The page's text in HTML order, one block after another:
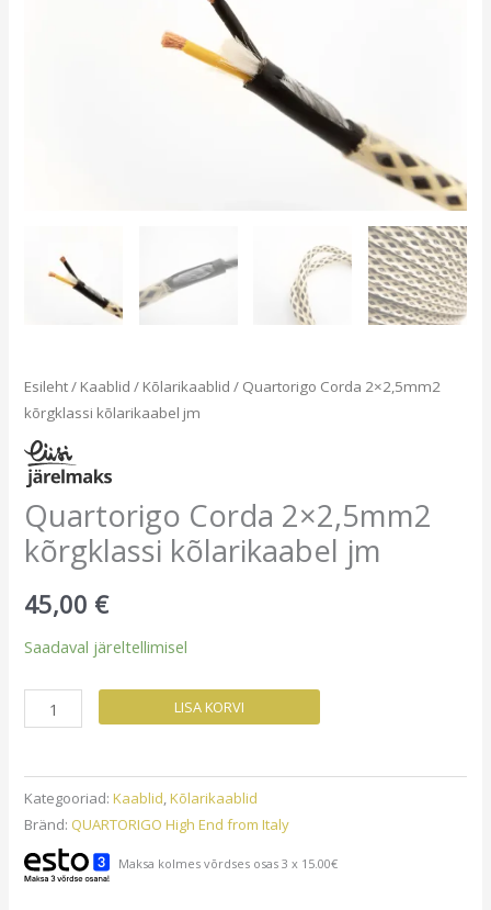
Esileht/ Kaablid / Kõlarikaablid / Quartorigo Corda 2×2,5mm2
kõrgklassi kõlarikaabel jm
Quartorigo Corda 2×2,5mm2
kõrgklassi kõlarikaabel jm
45,00 €
Saadaval järeltellimisel
Quartorigo
Corda
kõrgklassi
kõlarikaabel
jm
kogus
LISA KORVI
Kategooriad:Kaablid ,Kõlarikaablid
Bränd: QUARTORIGO High End from Italy
Maksa kolmes võrdses osas 3 x 15.00€